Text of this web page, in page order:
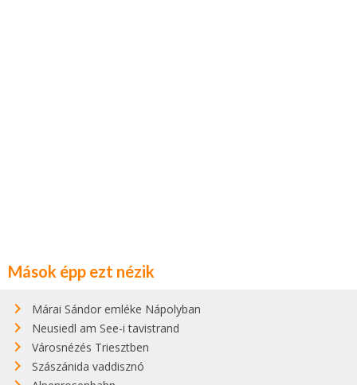
Mások épp ezt nézik
Márai Sándor emléke Nápolyban
Neusiedl am See-i tavistrand
Városnézés Triesztben
Szászánida vaddisznó